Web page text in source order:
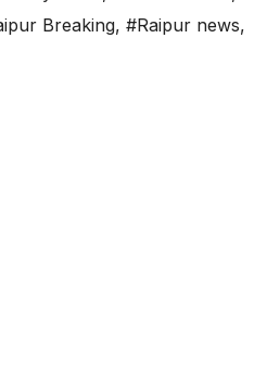
Breaking, #Raipur news,